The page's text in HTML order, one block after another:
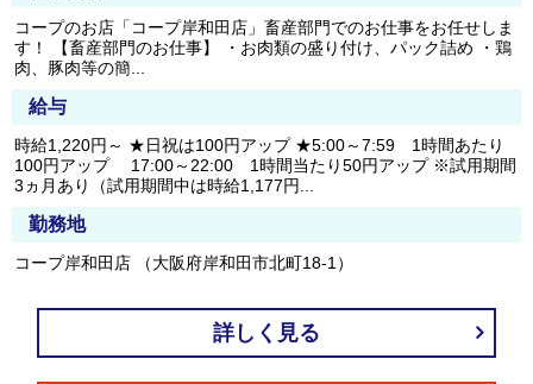
コープのお店「コープ岸和田店」畜産部門でのお仕事をお任せしま
す！ 【畜産部門のお仕事】 ・お肉類の盛り付け、パック詰め ・鶏
肉、豚肉等の簡...
給与
時給1,220円～ ★日祝は100円アップ ★5:00～7:59 1時間あたり
100円アップ 17:00～22:00 1時間当たり50円アップ ※試用期間
3ヵ月あり（試用期間中は時給1,177円...
勤務地
コープ岸和田店 （大阪府岸和田市北町18-1）
詳しく見る